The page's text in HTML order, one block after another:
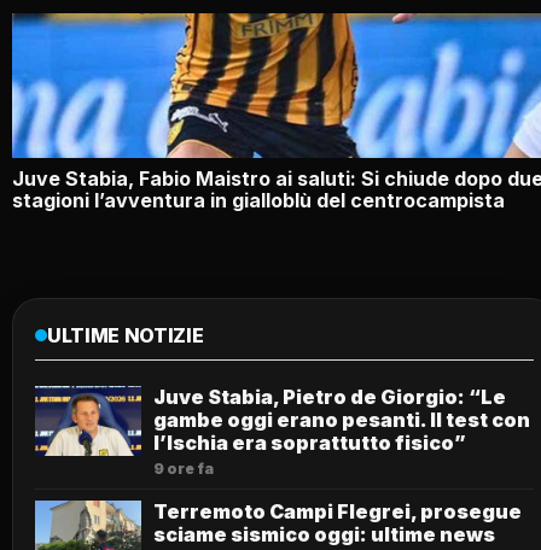
Juve Stabia, Fabio Maistro ai saluti: Si chiude dopo
stagioni l’avventura in gialloblù del centrocampista
ULTIME NOTIZIE
Juve Stabia, Pietro de Giorgio: “Le
gambe oggi erano pesanti. Il test con
l’Ischia era soprattutto fisico”
9 ore fa
Terremoto Campi Flegrei, prosegue
sciame sismico oggi: ultime news